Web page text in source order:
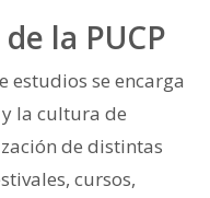
la PUCP
estudios se encarga
la cultura de
de distintas
cursos,